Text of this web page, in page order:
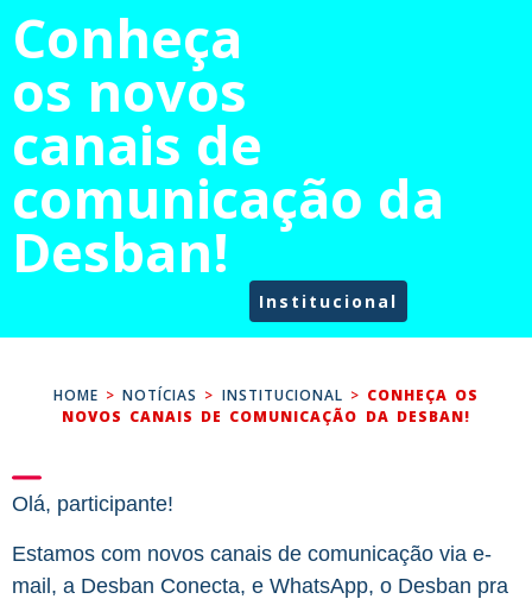
Conheça
os novos
canais de
comunicação da
Desban!
Institucional
HOME >NOTÍCIAS > INSTITUCIONAL > CONHEÇA OS
NOVOS CANAIS DE COMUNICAÇÃO DA DESBAN!
Olá, participante!
Estamos com novos canais de comunicação via e-
mail, a Desban Conecta, e WhatsApp, o Desban pra